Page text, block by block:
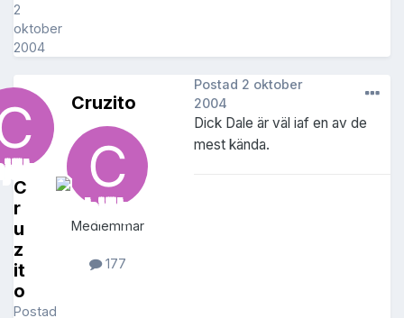
2
oktober
2004
C
r
u
z
it
o
Postad
Cruzito
Medlemmar
177
Postad 2 oktober
2004
Dick Dale är väl iaf en av de
mest kända.